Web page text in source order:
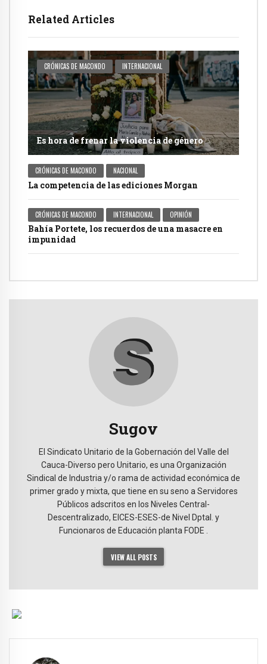
Related Articles
CRÓNICAS DE MACONDO INTERNACIONAL
Es hora de frenar la violencia de género
CRÓNICAS DE MACONDO NACIONAL
La competencia de las ediciones Morgan
CRÓNICAS DE MACONDO INTERNACIONAL OPINIÓN
Bahía Portete, los recuerdos de una masacre en
impunidad
Sugov
El Sindicato Unitario de la Gobernación del Valle del
Cauca-Diverso pero Unitario, es una Organización
Sindical de Industria y/o rama de actividad económica de
primer grado y mixta, que tiene en su seno a Servidores
Públicos adscritos en los Niveles Central-
Descentralizado, EICES-ESES-de Nivel Dptal. y
Funcionaros de Educación planta FODE .
VIEW ALL POSTS